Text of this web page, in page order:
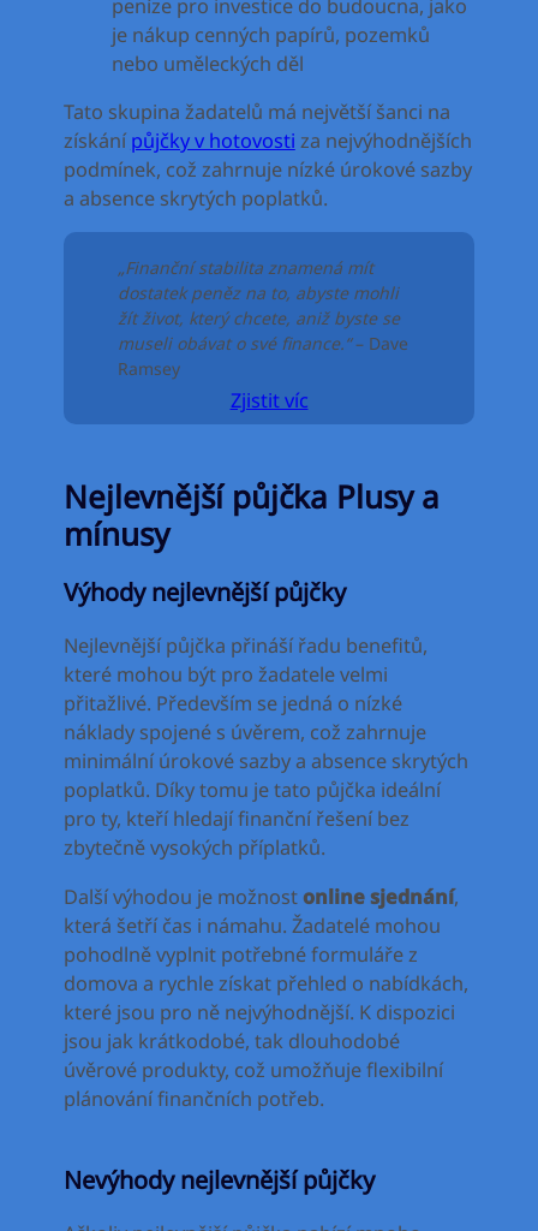
peníze pro investice do budoucna, jako
je nákup cenných papírů, pozemků
nebo uměleckých děl
Tato skupina žadatelů má největší šanci na
získánípůjčky v hotovosti za nejvýhodnějších
podmínek, což zahrnuje nízké úrokové sazby
a absence skrytých poplatků.
„Finanční stabilita znamená mít
dostatek peněz na to, abyste mohli
žít život, který chcete, aniž byste se
museli obávat o své finance.“– Dave
Ramsey
Zjistit víc
Nejlevnější půjčka Plusy a
mínusy
Výhody nejlevnější půjčky
Nejlevnější půjčka přináší řadu benefitů,
které mohou být pro žadatele velmi
přitažlivé. Především se jedná o nízké
náklady spojené s úvěrem, což zahrnuje
minimální úrokové sazby a absence skrytých
poplatků. Díky tomu je tato půjčka ideální
pro ty, kteří hledají finanční řešení bez
zbytečně vysokých příplatků.
Další výhodou je možnostonline sjednání,
která šetří čas i námahu. Žadatelé mohou
pohodlně vyplnit potřebné formuláře z
domova a rychle získat přehled o nabídkách,
které jsou pro ně nejvýhodnější. K dispozici
jsou jak krátkodobé, tak dlouhodobé
úvěrové produkty, což umožňuje flexibilní
plánování finančních potřeb.
Nevýhody nejlevnější půjčky